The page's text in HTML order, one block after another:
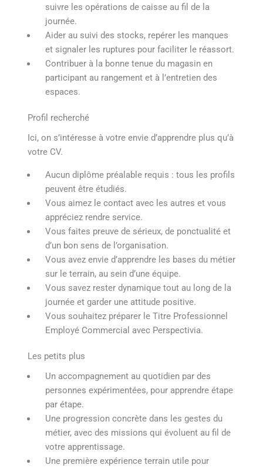
suivre les opérations de caisse au fil de la
journée.
Aider au suivi des stocks, repérer les manques
et signaler les ruptures pour faciliter le réassort.
Contribuer à la bonne tenue du magasin en
participant au rangement et à l’entretien des
espaces.
Profil recherché
Ici, on s’intéresse à votre envie d’apprendre plus qu’à
votre CV.
Aucun diplôme préalable requis : tous les profils
peuvent être étudiés.
Vous aimez le contact avec les autres et vous
appréciez rendre service.
Vous faites preuve de sérieux, de ponctualité et
d’un bon sens de l’organisation.
Vous avez envie d’apprendre les bases du métier
sur le terrain, au sein d’une équipe.
Vous savez rester dynamique tout au long de la
journée et garder une attitude positive.
Vous souhaitez préparer le Titre Professionnel
Employé Commercial avec Perspectivia.
Les petits plus
Un accompagnement au quotidien par des
personnes expérimentées, pour apprendre étape
par étape.
Une progression concrète dans les gestes du
métier, avec des missions qui évoluent au fil de
votre apprentissage.
Une première expérience terrain utile pour